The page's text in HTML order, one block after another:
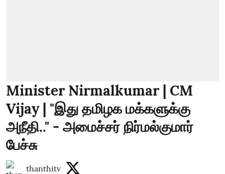
Minister Nirmalkumar | CM
Vijay | "இது தமிழக மக்களுக்கு
அநீதி.." - அமைச்சர் நிர்மல்குமார்
பேச்சு
thanthitv